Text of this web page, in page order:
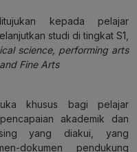
kepada pelajar
studi di tingkat S1,
science, performing arts
Fine Arts
khusus bagi pelajar
akademik dan
yang diakui, yang
dokumen pendukung